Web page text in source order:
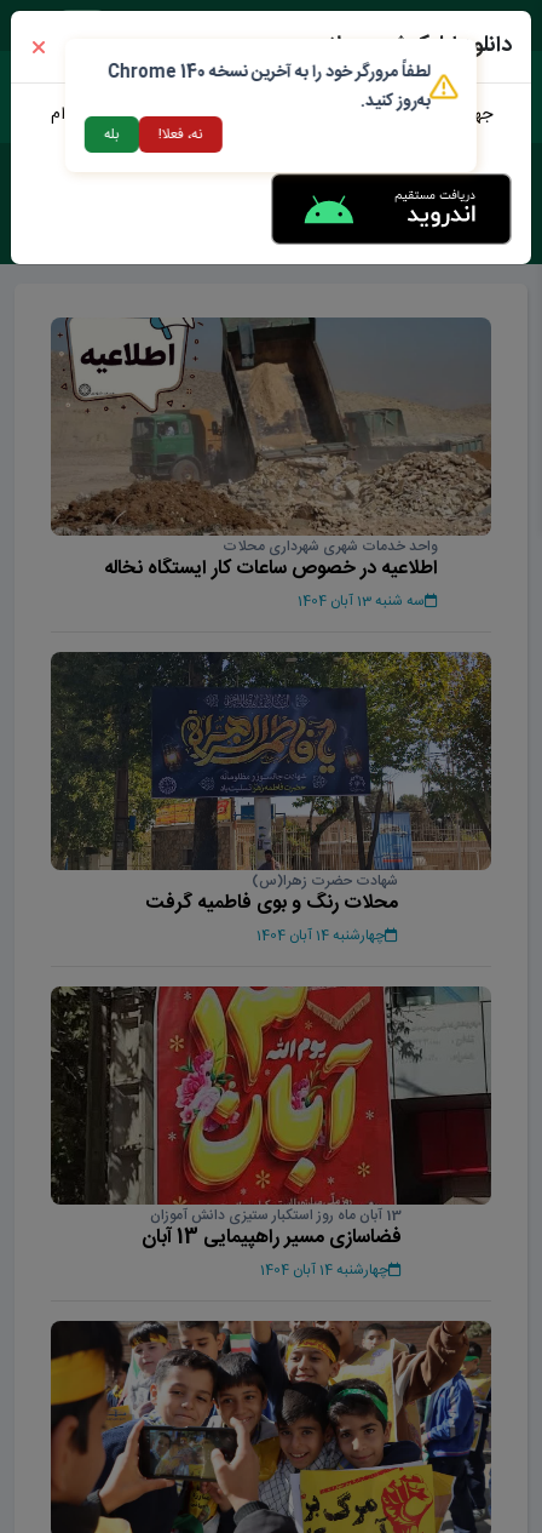
برچسب :
واحد خدمات شهری شهرداری محلات
اطلاعیه در خصوص ساعات کار ایستگاه نخاله
سه شنبه 13 آبان 1404
شهادت حضرت زهرا(س)
محلات رنگ و بوی فاطمیه گرفت
چهارشنبه 14 آبان 1404
13 آبان ماه روز استکبار ستیزی دانش آموزان
فضاسازی مسیر راهپیمایی 13 آبان
چهارشنبه 14 آبان 1404
دانلود اپلیکیشن محلات من
جهت دانلود نرم افزار محلات من می توانید از طریق لینک زیر اقدام
لطفاً مرورگر خود را به آخرین نسخه Chrome 140
به‌روز کنید.
نه، فعلا! بله